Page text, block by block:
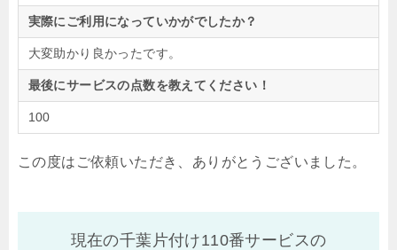
実際にご利用になっていかがでしたか？
大変助かり良かったです。
最後にサービスの点数を教えてください！
100
この度はご依頼いただき、ありがとうございました。
現在の千葉片付け110番サービスの